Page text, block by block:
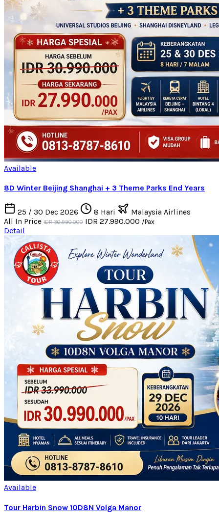
Available
8D Winter Beijing Shanghai + 3 Theme Parks End Years
25 / 30 Dec 2026 8 Hari
Malaysia Airlines
All In Price IDR 30.990.000 IDR 27.990.000 /Pax
Detail
Available
Tour Harbin Snow 10D8N Volga Manor